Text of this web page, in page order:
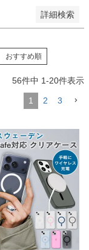
詳細検索
おすすめ順
56件中 1-20件表示
1 2 3